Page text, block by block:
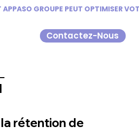
Contactez-Nous
GROUPE PEUT OPTIMISER
rétention de